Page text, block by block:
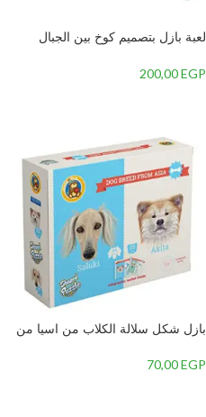
لعبة بازل بتصميم كوخ بين الجبال
الألوان200,00EGP
بازل شكل سلالة الكلاب من اسيا من
70,00EGP